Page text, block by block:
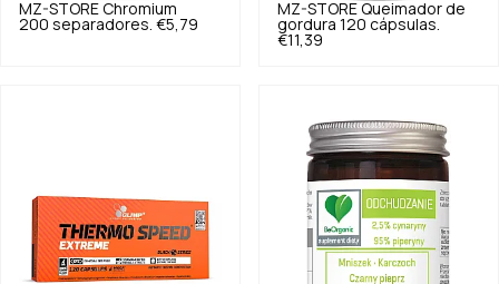
MZ-STORE Chromium
200 separadores. €5,79
MZ-STORE Queimador de
gordura 120 cápsulas.
€11,39